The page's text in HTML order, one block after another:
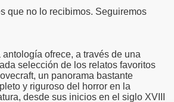
que no lo recibimos. Seguiremos
antología ofrece, a través de una
selección de los relatos favoritos
un panorama bastante
y riguroso del horror en la
desde sus inicios en el siglo XVIII